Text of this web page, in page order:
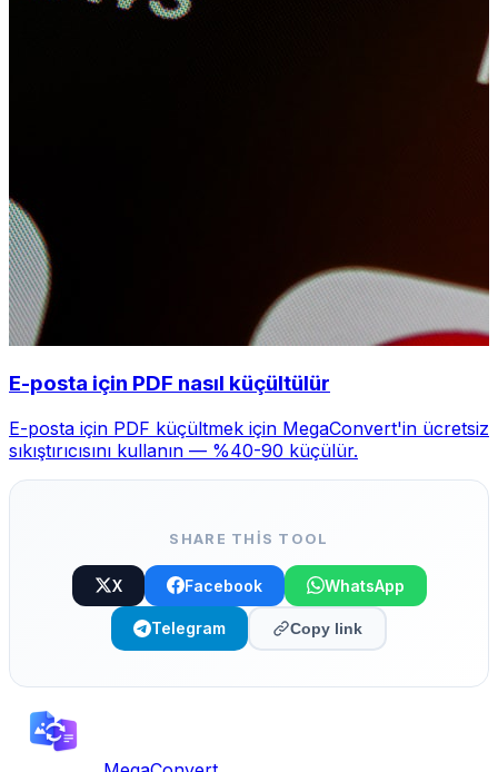
E-posta için PDF nasıl küçültülür
E-posta için PDF küçültmek için MegaConvert'in ücretsiz
sıkıştırıcısını kullanın — %40-90 küçülür.
SHARE THIS TOOL
X Facebook WhatsApp
Telegram Copy link